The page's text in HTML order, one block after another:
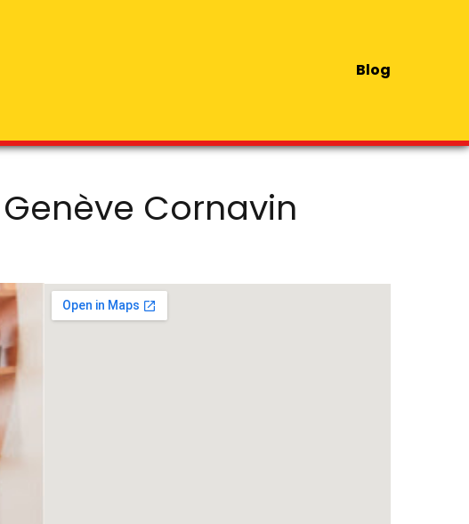
Blog
Cornavin